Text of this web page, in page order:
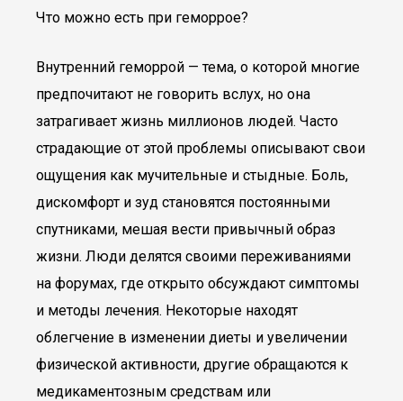
Что можно есть при геморрое?
Внутренний геморрой — тема, о которой многие
предпочитают не говорить вслух, но она
затрагивает жизнь миллионов людей. Часто
страдающие от этой проблемы описывают свои
ощущения как мучительные и стыдные. Боль,
дискомфорт и зуд становятся постоянными
спутниками, мешая вести привычный образ
жизни. Люди делятся своими переживаниями
на форумах, где открыто обсуждают симптомы
и методы лечения. Некоторые находят
облегчение в изменении диеты и увеличении
физической активности, другие обращаются к
медикаментозным средствам или